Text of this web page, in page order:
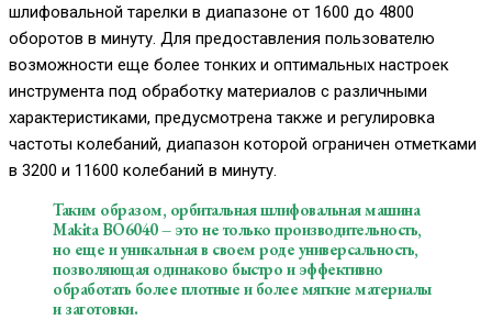
шлифовальной тарелки в диапазоне от 1600 до 4800
оборотов в минуту. Для предоставления пользователю
возможности еще более тонких и оптимальных настроек
инструмента под обработку материалов с различными
характеристиками, предусмотрена также и регулировка
частоты колебаний, диапазон которой ограничен отметками
в 3200 и 11600 колебаний в минуту.
Таким образом, орбитальная шлифовальная машина
Makita BO6040 – это не только производительность,
но еще и уникальная в своем роде универсальность,
позволяющая одинаково быстро и эффективно
обработать более плотные и более мягкие материалы
и заготовки.